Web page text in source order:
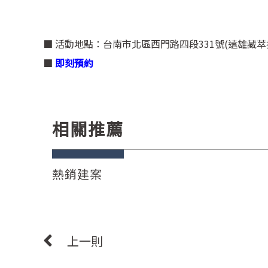
■ 活動地點：台南市北區西門路四段331號(遠雄藏
■ 即刻預約
相關推薦
熱銷建案
上一則